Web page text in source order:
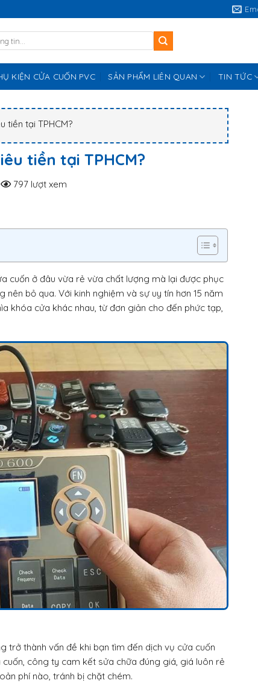
KIỆN CỬA CUỐN PVC SẢN PHẨM LIÊN QUAN TIN TỨC
tiền tại TPHCM?
tiền tại TPHCM?
797 lượt xem
cuốn ở đâu vừa rẻ vừa chất lượng mà lại được phục
bỏ qua. Với kinh nghiệm và sự uy tín hơn 15 năm
cửa khác nhau, từ đơn giản cho đến phức tạp,
trở thành vấn đề khi bạn tìm đến dịch vụ cửa cuốn
công ty cam kết sửa chữa đúng giá, giá luôn rẻ
phí nào, tránh bị chặt chém.